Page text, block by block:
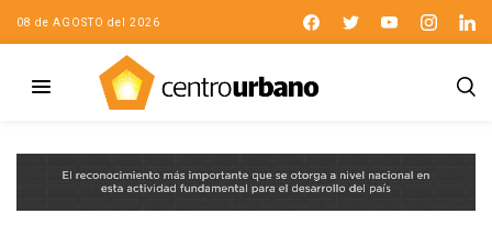
08 de AGOSTO del 2026